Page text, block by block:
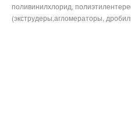
поливинилхлорид,
(экструдеры,агломераторы,